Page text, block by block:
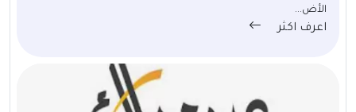
الأض...
اعرف اكثر